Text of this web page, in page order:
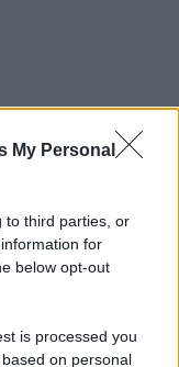
My Personal
to third parties, or
for
below opt-out
is processed you
on personal
via e-mail